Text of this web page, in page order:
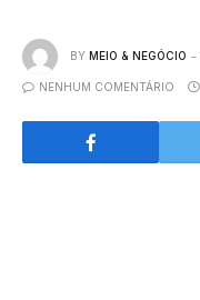
BY MEIO & NEGÓCIO
NENHUM COMENTÁRIO